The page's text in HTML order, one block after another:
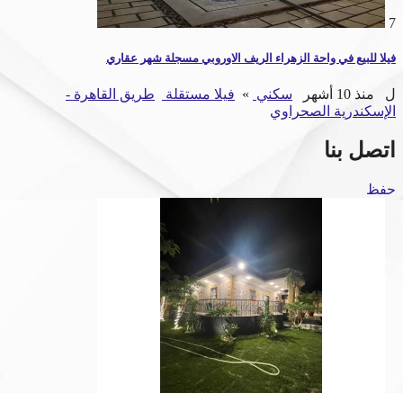
7
فيلا للبيع في واحة الزهراء الريف الاوروبي مسجلة شهر عقاري
ل منذ 10 أشهر سكني » فيلا مستقلة
طريق القاهرة -
الإسكندرية الصحراوي
اتصل بنا
حفظ